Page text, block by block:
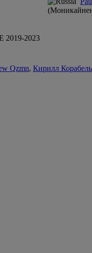
2019-2023
Qzmn, Кирилл